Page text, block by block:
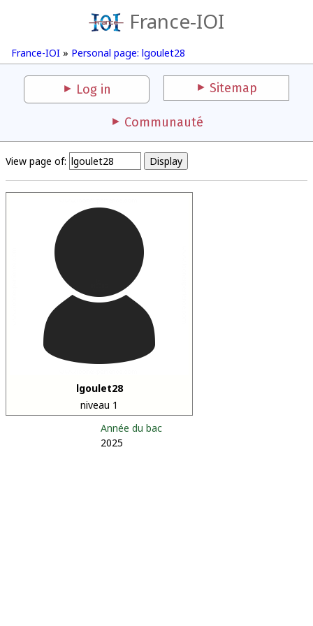
France-IOI
France-IOI » Personal page: lgoulet28
Log in Sitemap
Communauté
View page of:
lgoulet28
niveau 1
Année du bac
2025